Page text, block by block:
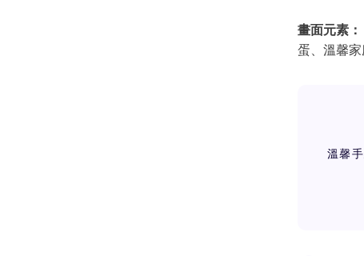
畫面元素：
蛋、溫馨
溫馨